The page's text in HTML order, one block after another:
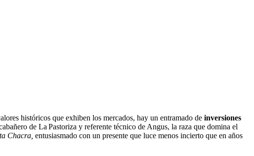
históricos que exhiben los mercados, hay un entramado de inversiones
de La Pastoriza y referente técnico de Angus, la raza que domina el
Chacra, entusiasmado con un presente que luce menos incierto que en años